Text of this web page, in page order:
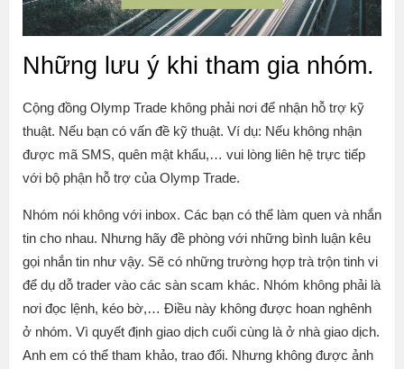
Những lưu ý khi tham gia nhóm.
Cộng đồng Olymp Trade không phải nơi để nhận hỗ trợ kỹ
thuật. Nếu bạn có vấn đề kỹ thuật. Ví dụ: Nếu không nhận
được mã SMS, quên mật khẩu,… vui lòng liên hệ trực tiếp
với bộ phận hỗ trợ của Olymp Trade.
Nhóm nói không với inbox. Các bạn có thể làm quen và nhắn
tin cho nhau. Nhưng hãy đề phòng với những bình luận kêu
gọi nhắn tin như vậy. Sẽ có những trường hợp trà trộn tinh vi
để dụ dỗ trader vào các sàn scam khác. Nhóm không phải là
nơi đọc lệnh, kéo bờ,… Điều này không được hoan nghênh
ở nhóm. Vì quyết định giao dịch cuối cùng là ở nhà giao dịch.
Anh em có thể tham khảo, trao đổi. Nhưng không được ảnh